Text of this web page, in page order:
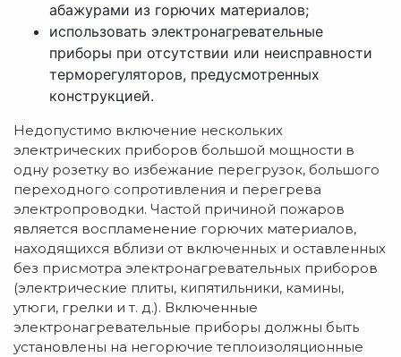
абажурами из горючих материалов;
использовать электронагревательные
приборы при отсутствии или неисправности
терморегуляторов, предусмотренных
конструкцией.
Недопустимо включение нескольких
электрических приборов большой мощности в
одну розетку во избежание перегрузок, большого
переходного сопротивления и перегрева
электропроводки. Частой причиной пожаров
является воспламенение горючих материалов,
находящихся вблизи от включенных и оставленных
без присмотра электронагревательных приборов
(электрические плиты, кипятильники, камины,
утюги, грелки и т. д.). Включенные
электронагревательные приборы должны быть
установлены на негорючие теплоизоляционные